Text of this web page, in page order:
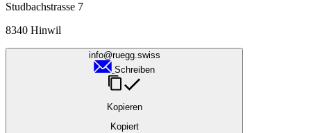
Studbachstrasse 7
8340 Hinwil
info@ruegg.swiss
Schreiben
Kopieren
Kopiert